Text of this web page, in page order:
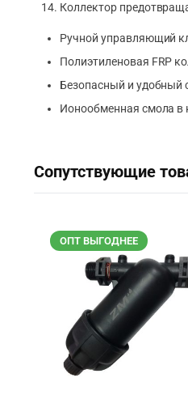
Коллектор
Ручной управляющий
Полиэтиленовая FRP
Безопасный и удобный
Ионообменная смола в
Сопутствующие
ОПТ ВЫГОДНЕЕ